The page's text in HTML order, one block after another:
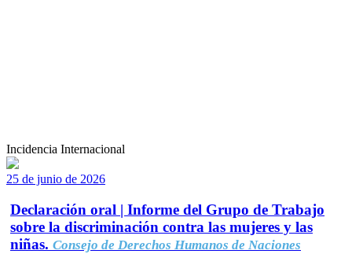
Incidencia Internacional
25 de junio de 2026
Declaración oral | Informe del Grupo de Trabajo
sobre la discriminación contra las mujeres y las
niñas. Consejo de Derechos Humanos de Naciones